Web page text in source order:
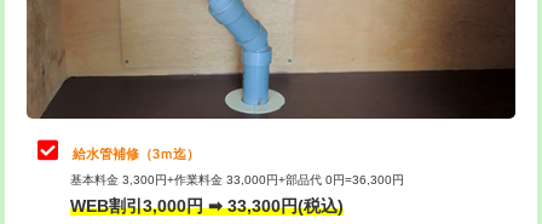
排水管工事（排水管工事/3ｍまで） 55,000円
排水管工事（追加 排水管工事/3ｍ超
マス交換（土の掘削・埋め戻し作業）
マス交換（深さ50㎝未満）
止水・漏水調査・防水処理・清掃・修
理・調整・分解・加工など（軽作業）
11,000円
止水・漏水調査・防水処理・清掃・修
理・調整・分解・加工など（中作業）
止水・漏水調査・防水処理・清掃・修
理・調整・分解・加工など（重作業）
33,000円
給水管補修（3ｍ迄）
基本料金 3,300円+作業料金 33,000円+部品代 0円=36,300円
WEB割引3,000円 ➡ 33,300円(税込)